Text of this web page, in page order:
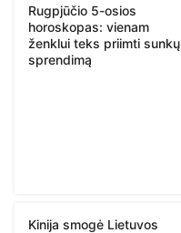
Rugpjūčio 5-osios
horoskopas: vienam
ženklui teks priimti sunkų
sprendimą
Kinija smogė Lietuvos